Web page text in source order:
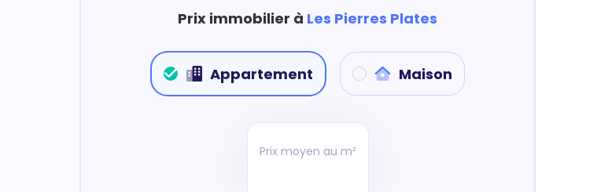
Prix immobilier à Les Pierres Plates
Appartement Maison
Prix moyen au m²